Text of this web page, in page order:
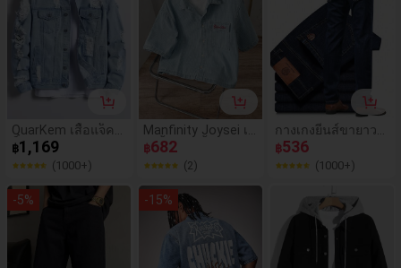
QuarKem เสื้อแจ็คเ
ก็ตยีนส์แขนยาวผ้าฝ้
ายกระเป๋าปะมีฝาปิด
ขาดสีฟ้าอ่อน ไม่มีเสื้
อยืด, ปาร์ตี้สไตล์พังก์
ร็อคของขวัญสำหรับ
แฟนหนุ่ม ออกไปข้า
฿1,169
(1000+)
Manfinity Joysei เสื้
อเชิ้ตแขนสั้นยีนส์สี
น้ำเงินลายทางปักสไ
ตล์สตรีทลำลองสำห
รับผู้ชาย
฿682
(2)
กางเกงยีนส์ขายาวท
รงสลิมเข้ารูปสำหรับ
ผู้ชาย ผ้ายืดหยุ่น สไต
ล์ธุรกิจลำลอง ดีไซน์
สำหรับใส่ได้ทุกวัน
฿536
(1000+)
-5% -15%